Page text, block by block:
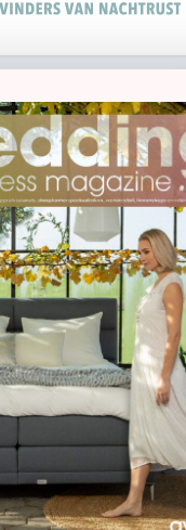
op de
in voor de gratis e-
Inschrijven